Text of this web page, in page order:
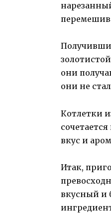
они
они не
Котлетки
вкус и
Итак,
вкусный и